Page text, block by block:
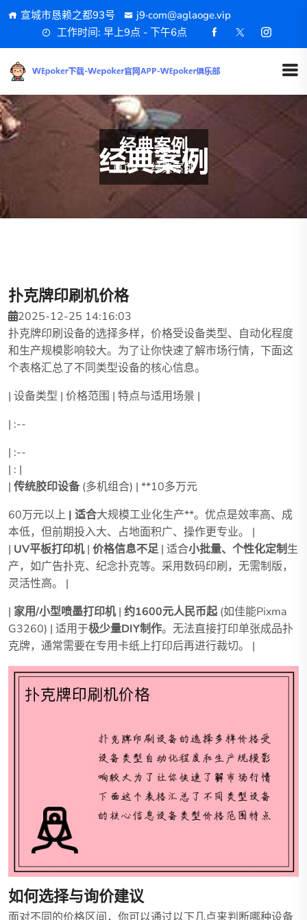
宣城市恳赖之都93号
j9·com@aglaoge.vip
工作时间: 早上9点 - 下午6点
经典案例
首页 经典案例
扑克牌印刷机价格
2025-12-25 14:16:03
扑克牌印刷设备的选择多样，价格受设备类型、自动化程度
和生产规模影响较大。为了让你快速了解市场行情，下面这
个表格汇总了不同类型设备的核心信息。
| 设备类型 | 价格范围 | 特点与适用场景 |
| :--
| :--
| : |
| 传统胶印设备(多机组合) | **10多万元
60万元以上 | 适合大规模工业化生产**。优点是效率高、成
本低，但前期投入大、占地面积广、操作更专业。 |
| UV平板打印机| 价格信息不足 | 适合小批量、个性化定制生
产，如广告扑克、纪念扑克等。采用数码印刷，无需制版，
灵活性高。 |
| 家用/小型喷墨打印机| 约1600元人民币起(如佳能Pixma
G3260) | 适用于极少量DIY制作。无法直接打印单张成品扑
克牌，通常需要在专用卡纸上打印后再进行裁切。 |
如何选择与询价建议